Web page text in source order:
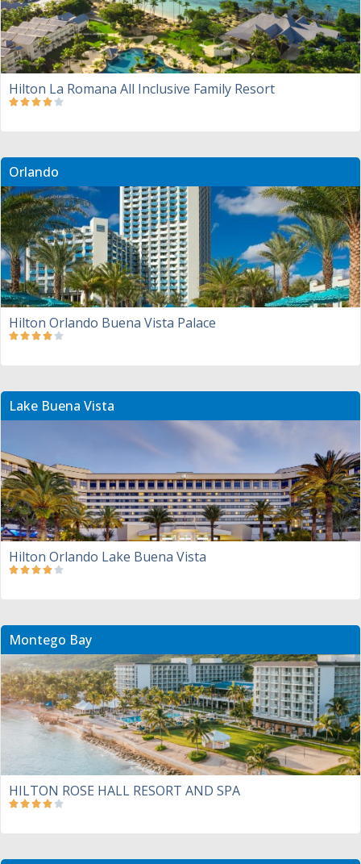
Hilton La Romana All Inclusive Family Resort
Orlando
Hilton Orlando Buena Vista Palace
Lake Buena Vista
Hilton Orlando Lake Buena Vista
Montego Bay
HILTON ROSE HALL RESORT AND SPA